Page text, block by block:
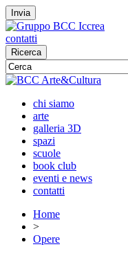
Invia
contatti
Ricerca
chi siamo
arte
galleria 3D
spazi
scuole
book club
eventi e news
contatti
Home
>
Opere